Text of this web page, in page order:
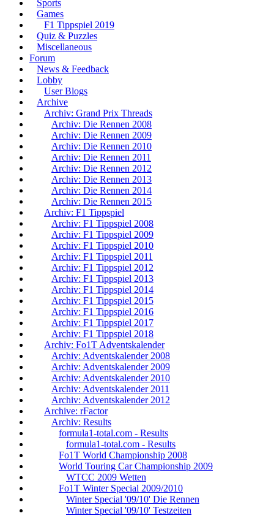
Sports
Games
F1 Tippspiel 2019
Quiz & Puzzles
Miscellaneous
Forum
News & Feedback
Lobby
User Blogs
Archive
Archiv: Grand Prix Threads
Archiv: Die Rennen 2008
Archiv: Die Rennen 2009
Archiv: Die Rennen 2010
Archiv: Die Rennen 2011
Archiv: Die Rennen 2012
Archiv: Die Rennen 2013
Archiv: Die Rennen 2014
Archiv: Die Rennen 2015
Archiv: F1 Tippspiel
Archiv: F1 Tippspiel 2008
Archiv: F1 Tippspiel 2009
Archiv: F1 Tippspiel 2010
Archiv: F1 Tippspiel 2011
Archiv: F1 Tippspiel 2012
Archiv: F1 Tippspiel 2013
Archiv: F1 Tippspiel 2014
Archiv: F1 Tippspiel 2015
Archiv: F1 Tippspiel 2016
Archiv: F1 Tippspiel 2017
Archiv: F1 Tippspiel 2018
Archiv: Fo1T Adventskalender
Archiv: Adventskalender 2008
Archiv: Adventskalender 2009
Archiv: Adventskalender 2010
Archiv: Adventskalender 2011
Archiv: Adventskalender 2012
Archive: rFactor
Archiv: Results
formula1-total.com - Results
formula1-total.com - Results
Fo1T World Championship 2008
World Touring Car Championship 2009
WTCC 2009 Wetten
Fo1T Winter Special 2009/2010
Winter Special '09/10' Die Rennen
Winter Special '09/10' Testzeiten